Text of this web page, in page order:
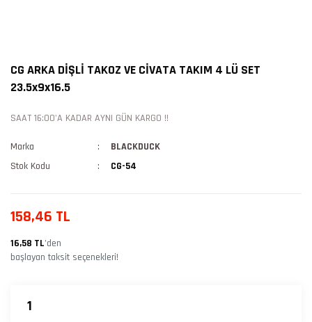
CG ARKA DİŞLİ TAKOZ VE CİVATA TAKIM 4 LÜ SET
23.5x9x16.5
SAAT 16:00'A KADAR AYNI GÜN KARGO !!
Marka
BLACKDUCK
Stok Kodu
CG-54
158,46 TL
16,58 TL’den
başlayan taksit seçenekleri!